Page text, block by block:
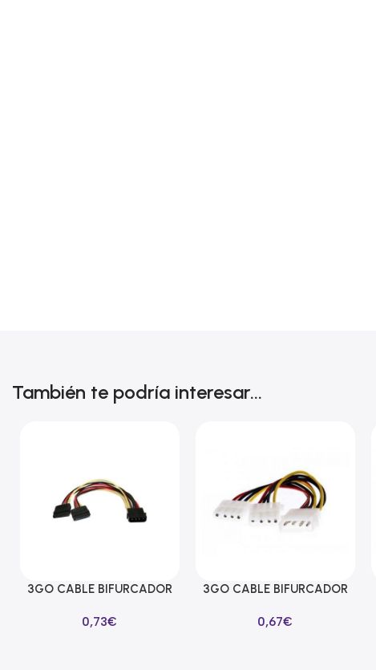
También te podría interesar...
Añadir Al Carrito
3GO CABLE BIFURCADOR
0,73€
Añadir Al Carrito
3GO CABLE BIFURCADOR
0,67€